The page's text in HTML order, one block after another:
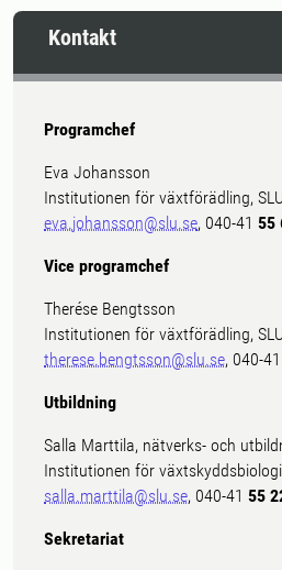
Kontakt
Programchef
Eva Johansson
Institutionen för växtförädling, SLU
eva.johansson@slu.se, 040-41 55
Vice programchef
Therése Bengtsson
Institutionen för växtförädling, SLU
therese.bengtsson@slu.se, 040-41
Utbildning
Salla Marttila, nätverks- och
Institutionen för
salla.marttila@slu.se, 040-41 55
Sekretariat